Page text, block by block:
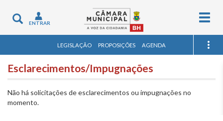
Toggle
navigation
ENTRAR
LEGISLAÇÃO PROPOSIÇÕES AGENDA
Esclarecimentos/Impugnações
Não há solicitações de esclarecimentos ou impugnações no
momento.